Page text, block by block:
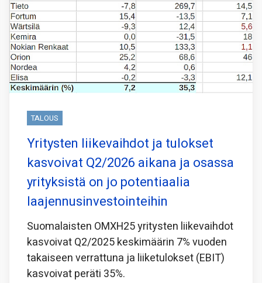
TALOUS
Yritysten liikevaihdot ja tulokset
kasvoivat Q2/2026 aikana ja osassa
yrityksistä on jo potentiaalia
laajennusinvestointeihin
Suomalaisten OMXH25 yritysten liikevaihdot
kasvoivat Q2/2025 keskimäärin 7% vuoden
takaiseen verrattuna ja liiketulokset (EBIT)
kasvoivat peräti 35%.